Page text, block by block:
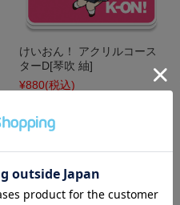
けいおん！ アクリルコース
ターD[琴吹 紬]
¥880(税込)